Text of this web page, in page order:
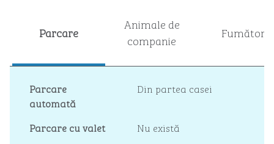
Parcare
Animale de
companie
Fumători
Parcare
automată
Din partea casei
Parcare cu valet
Nu există